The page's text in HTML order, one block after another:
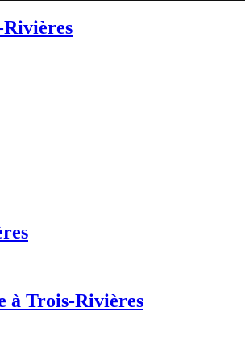
Rivières
à Trois-Rivières